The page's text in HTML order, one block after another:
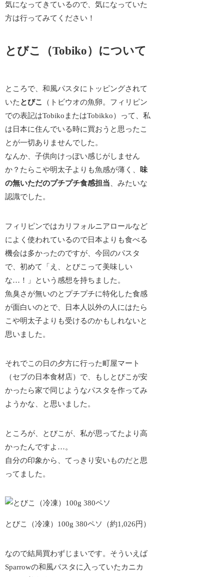
気になってきているので、気になっていた
方は行ってみてください！
とびこ（Tobiko）について
ところで、和風パスタにトッピングされて
いた とびこ
（トビウオの魚卵。フィリピン
での表記はTobikoまたはTobikko）って、私
は日本に住んでいる時に買おうと思ったこ
とが一切ありませんでした。
なんか、子供向けっぽい感じがしません
か？たらこや明太子よりも魚感が薄く、味
の無いただのプチプチ食感担当、みたいな
認識でした。
フィリピンではカリフォルニアロールなど
によく使われているので日本よりも食べる
機会は多かったのですが、今回のパスタ
で、初めて「え、とびこって美味しい
な…！」という感想を持ちました。
魚臭さが無いのとプチプチに特化した食感
が面白いのとで、日本人以外の人にはたら
こや明太子よりも受けるのかもしれないと
思いました。
それでこの日の夕方に行った町屋マート
（セブの日本食材店）で、もしとびこが安
かったら家で同じようなパスタを作ってみ
ようかな、と思いました。
ところが、とびこが、私が思ってたより高
かった んですよ…。
自分の印象から、てっきり安いものだと思
ってました。
とびこ（冷凍）100g 380ペソ（約1,026円）
なので結局買わずじまいです。そういえば
Sparrowの和風パスタに入っていたカニカ